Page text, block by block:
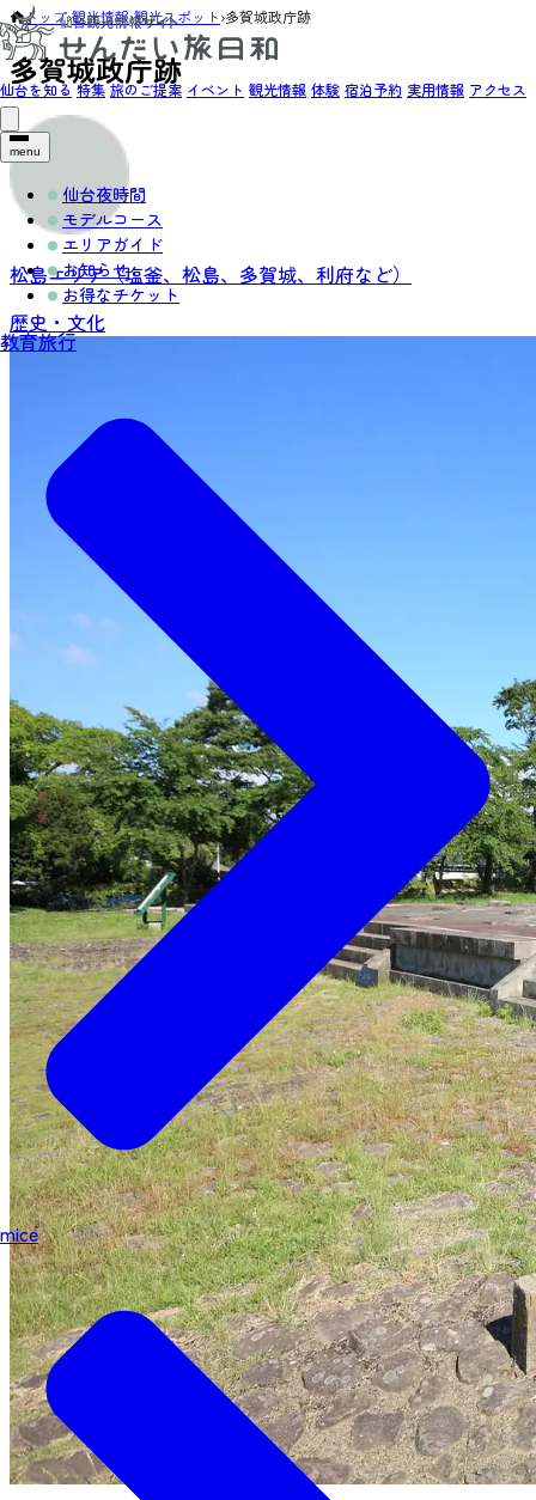
仙台を知る 特集 旅のご提案 イベント 観光情報 体験 宿泊予約 実用情報 アクセス
menu
仙台夜時間
モデルコース
エリアガイド
お知らせ
お得なチケット
教育旅行
mice
トップ›観光情報›観光スポット›多賀城政庁跡
多賀城政庁跡
松島エリア（塩釜、松島、多賀城、利府など）
歴史・文化